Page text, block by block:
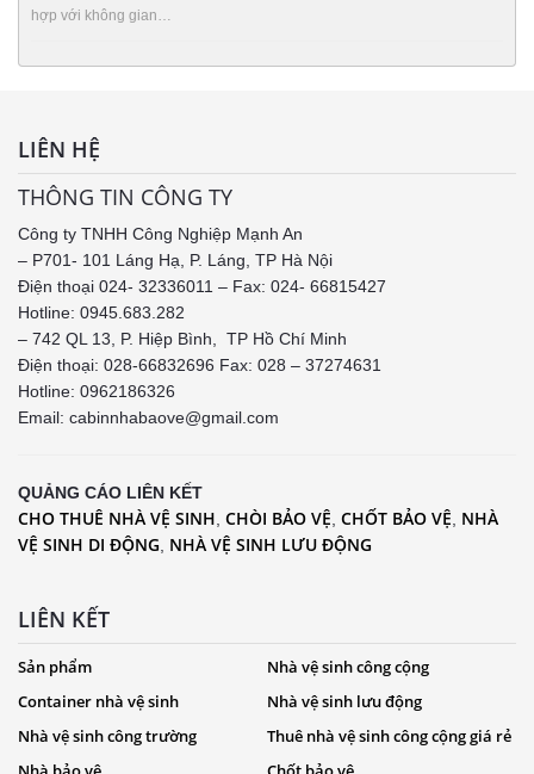
hợp với không gian…
LIÊN HỆ
THÔNG TIN CÔNG TY
Công ty TNHH Công Nghiệp Mạnh An
– P701- 101 Láng Hạ, P. Láng, TP Hà Nội
Điện thoại 024- 32336011 – Fax: 024- 66815427
Hotline: 0945.683.282
– 742 QL 13, P. Hiệp Bình, TP Hồ Chí Minh
Điện thoại: 028-66832696 Fax: 028 – 37274631
Hotline: 0962186326
Email: cabinnhabaove@gmail.com
QUẢNG CÁO LIÊN KẾT
CHO THUÊ NHÀ VỆ SINH CHÒI BẢO VỆ CHỐT BẢO VỆ NHÀ
VỆ SINH DI ĐỘNG NHÀ VỆ SINH LƯU ĐỘNG
LIÊN KẾT
Sản phẩm
Nhà vệ sinh công cộng
Container nhà vệ sinh
Nhà vệ sinh lưu động
Nhà vệ sinh công trường
Thuê nhà vệ sinh công cộng giá rẻ